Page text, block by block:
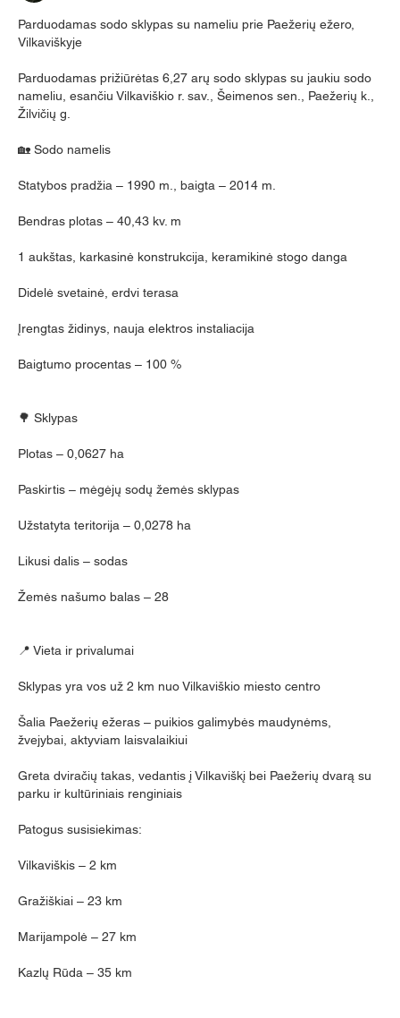
Parduodamas sodo sklypas su nameliu prie Paežerių ežero,
Vilkaviškyje
Parduodamas prižiūrėtas 6,27 arų sodo sklypas su jaukiu sodo
nameliu, esančiu Vilkaviškio r. sav., Šeimenos sen., Paežerių k.,
Žilvičių g.
🏡 Sodo namelis
Statybos pradžia – 1990 m., baigta – 2014 m.
Bendras plotas – 40,43 kv. m
1 aukštas, karkasinė konstrukcija, keramikinė stogo danga
Didelė svetainė, erdvi terasa
Įrengtas židinys, nauja elektros instaliacija
Baigtumo procentas – 100 %
🌳 Sklypas
Plotas – 0,0627 ha
Paskirtis – mėgėjų sodų žemės sklypas
Užstatyta teritorija – 0,0278 ha
Likusi dalis – sodas
Žemės našumo balas – 28
📍 Vieta ir privalumai
Sklypas yra vos už 2 km nuo Vilkaviškio miesto centro
Šalia Paežerių ežeras – puikios galimybės maudynėms,
žvejybai, aktyviam laisvalaikiui
Greta dviračių takas, vedantis į Vilkaviškį bei Paežerių dvarą su
parku ir kultūriniais renginiais
Patogus susisiekimas:
Vilkaviškis – 2 km
Gražiškiai – 23 km
Marijampolė – 27 km
Kazlų Rūda – 35 km